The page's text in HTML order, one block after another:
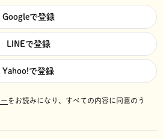
Googleで登録
LINEで登録
Yahoo!で登録
をお読みになり、 すべての内容に同意のう